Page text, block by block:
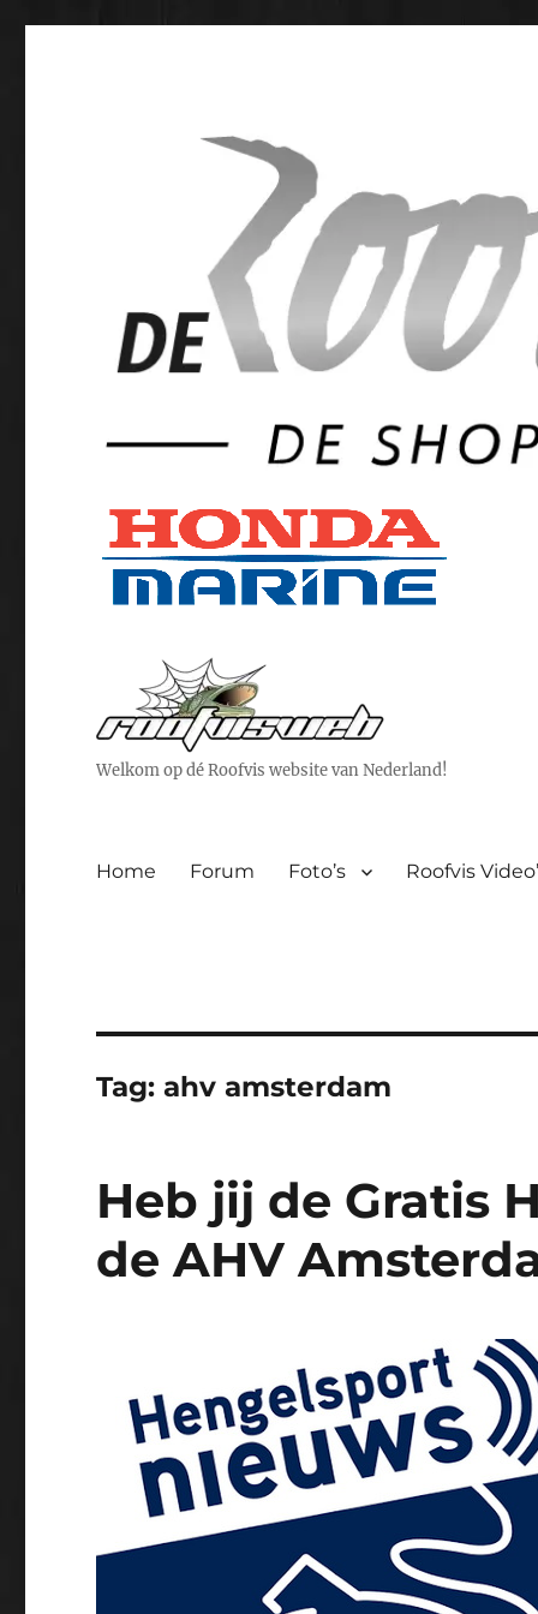
Welkom op dé Roofvis website van Nederland!
Home Forum Foto’s Roofvis
Tag:ahv amsterdam
Heb jij de Gratis
de AHV